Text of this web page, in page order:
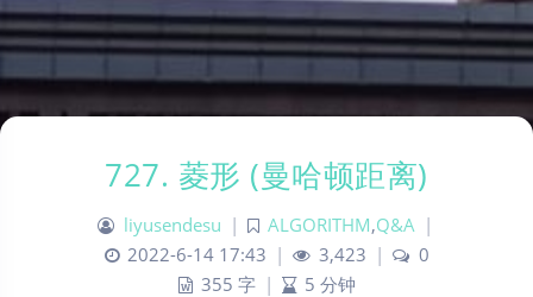
727. 菱形 (曼哈顿距离)
liyusendesu | ALGORITHM,Q&A |
2022-6-14 17:43 | 3,423 |
0
355 字 | 5 分钟